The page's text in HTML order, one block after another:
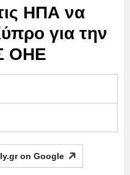
ΗΠΑ να
για την
ΟΗΕ
on Google